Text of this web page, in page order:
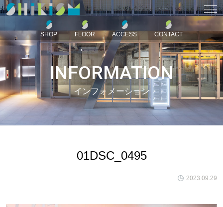
SHOP FLOOR ACCESS CONTACT
INFORMATION
インフォメーション
01DSC_0495
2023.09.29